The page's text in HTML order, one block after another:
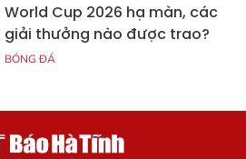
World Cup 2026 hạ màn, các
giải thưởng nào được trao?
BÓNG ĐÁ